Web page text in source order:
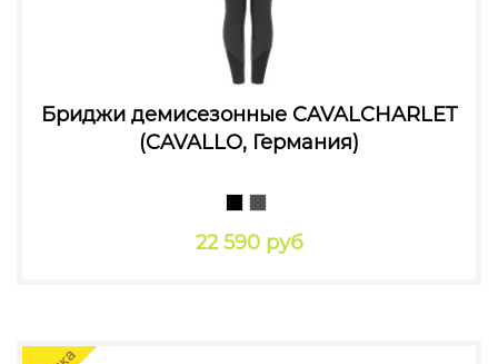
Бриджи демисезонные CAVALCHARLET
(CAVALLO, Германия)
22 590 руб